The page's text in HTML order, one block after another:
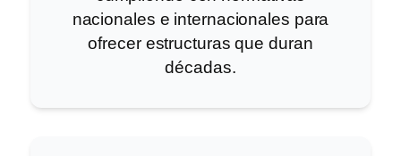
nacionales e internacionales para
ofrecer estructuras que duran
décadas.